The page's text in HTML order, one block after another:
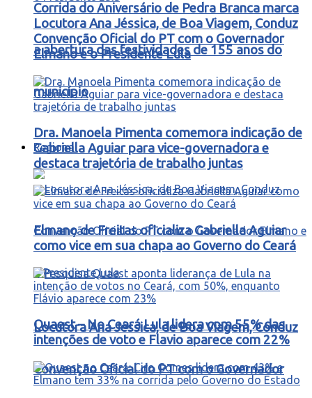
Corrida do Aniversário de Pedra Branca marca
a abertura das festividades de 155 anos do
município
Regional
Locutora Ana Jéssica, de Boa Viagem, Conduz
Convenção Oficial do PT com o Governador
Locutora Ana Jéssica, de Boa Viagem, Conduz
Convenção Oficial do PT com o Governador
Elmano e o Presidente Lula
Dra. Manoela Pimenta comemora indicação de
Gabriella Aguiar para vice-governadora e
destaca trajetória de trabalho juntas
Elmano de Freitas oficializa Gabriella Aguiar
como vice em sua chapa ao Governo do Ceará
Quaest – No Ceará Lula lidera com 55% das
intenções de voto e Flavio aparece com 22%